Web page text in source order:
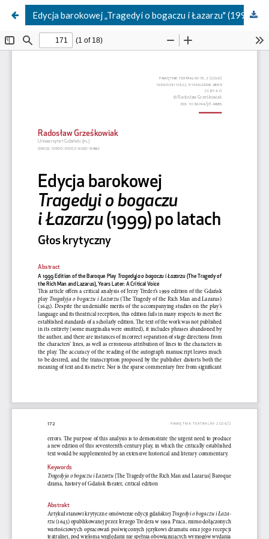
Edycja barokowej „Tragedyi o bogaczu i Łazarzu" (1999) po latach: Głos krytyczny